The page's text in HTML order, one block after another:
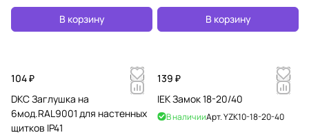
В корзину В корзину
104 ₽
DKC Заглушка на
6мод.RAL9001 для настенных
щитков IP41
139 ₽
IEK Замок 18-20/40
В наличииАрт.YZK10-18-20-40